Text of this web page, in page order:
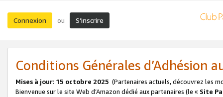
Connexion ou S’inscrire
Conditions Générales d’Adhésion
Mises à jour: 15 octobre 2025 (Partenaires actuels, découvrez les
Bienvenue sur le site Web d’Amazon dédié aux partenaires (le « Site